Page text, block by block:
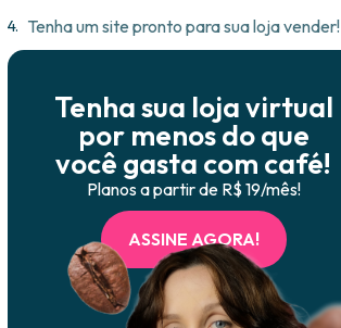
Tenha um site pronto para sua loja vender!
Tenha sua loja virtual
por menos do que
você gasta com café!
Planos a partir de R$ 19/mês!
ASSINE AGORA!